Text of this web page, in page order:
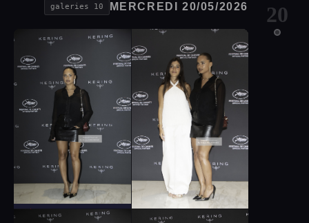
20
MERCREDI 20/05/2026
10 galeries